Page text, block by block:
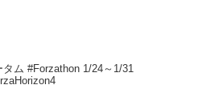
タム #Forzathon 1/24～1/31